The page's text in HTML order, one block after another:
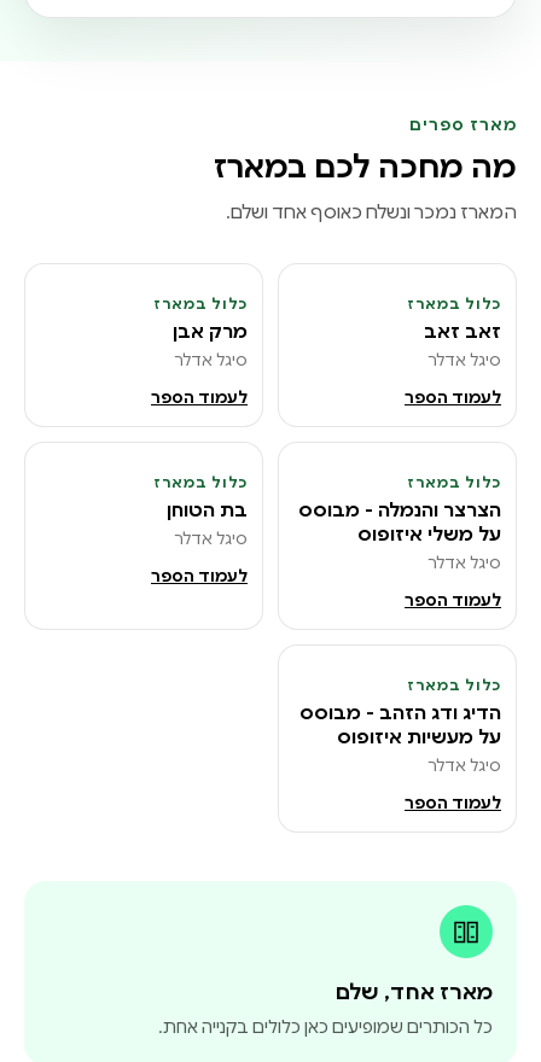
הסתפקות במועט ואומץ לב — בדרך קלילה, מצחיקה
סדרה מושלמת לקריאה משותפת לפני השינה, לשעת
מארז ספרים
מה מחכה לכם במארז
המארז נמכר ונשלח כאוסף אחד ושלם.
1
כלול במארז
זאב זאב
סיגל אדלר
לעמוד הספר
2
כלול במארז
מרק אבן
סיגל אדלר
לעמוד הספר
3
כלול במארז
הצרצר והנמלה - מבוסס
על משלי איזופוס
סיגל אדלר
לעמוד הספר
4
כלול במארז
בת הטוחן
סיגל אדלר
לעמוד הספר
5
כלול במארז
הדיג ודג הזהב - מבוסס
על מעשיות איזופוס
סיגל אדלר
לעמוד הספר
מארז אחד, שלם
כל הכותרים שמופיעים כאן כלולים בקנייה אחת.